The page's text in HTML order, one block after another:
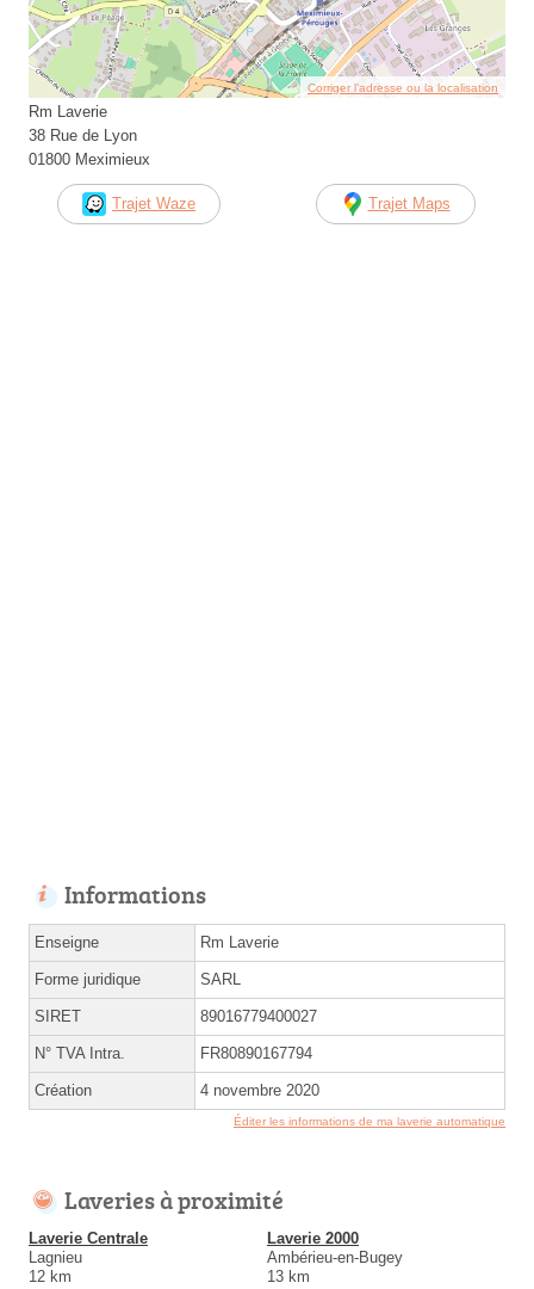
Corriger l’adresse ou la localisation
Rm Laverie
38 Rue de Lyon
01800 Meximieux
Trajet Waze Trajet Maps
Informations
Enseigne Rm Laverie
Forme juridique SARL
SIRET 89016779400027
N° TVA Intra. FR80890167794
Création 4 novembre 2020
Éditer les informations de ma laverie automatique
Laveries à proximité
Laverie Centrale
Lagnieu
12 km
Laverie 2000
Ambérieu-en-Bugey
13 km